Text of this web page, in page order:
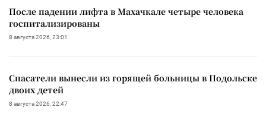
После падении лифта в Махачкале четыре человека
госпитализированы
8 августа 2026, 23:01
Спасатели вынесли из горящей больницы в Подольске
двоих детей
8 августа 2026, 22:47